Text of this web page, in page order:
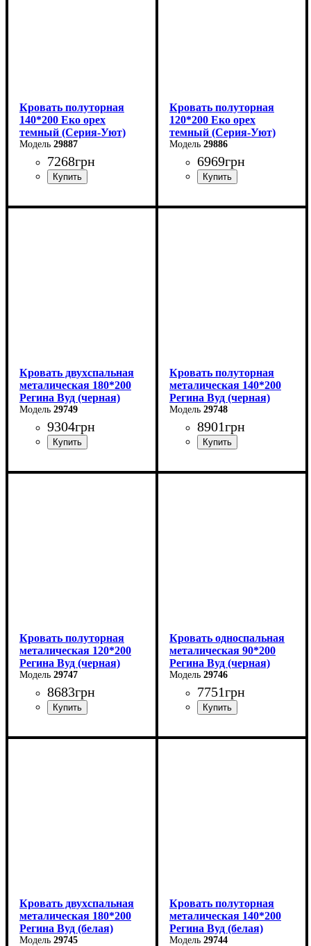
Кровать полуторная
140*200 Еко орех
темный (Серия-Уют)
29887
7268грн
Ширина: 144 см
Кровать полуторная
120*200 Еко орех
темный (Серия-Уют)
29886
6969грн
Ширина: 124 см
Кровать двухспальная
металическая 180*200
Регина Вуд (черная)
29749
9304грн
Ширина: 180 см
Кровать полуторная
металическая 140*200
Регина Вуд (черная)
29748
8901грн
Ширина: 140 см
Кровать полуторная
металическая 120*200
Регина Вуд (черная)
29747
8683грн
Ширина: 120 см
Кровать односпальная
металическая 90*200
Регина Вуд (черная)
29746
7751грн
Ширина: 90 см
Кровать двухспальная
металическая 180*200
Регина Вуд (белая)
29745
Кровать полуторная
металическая 140*200
Регина Вуд (белая)
29744